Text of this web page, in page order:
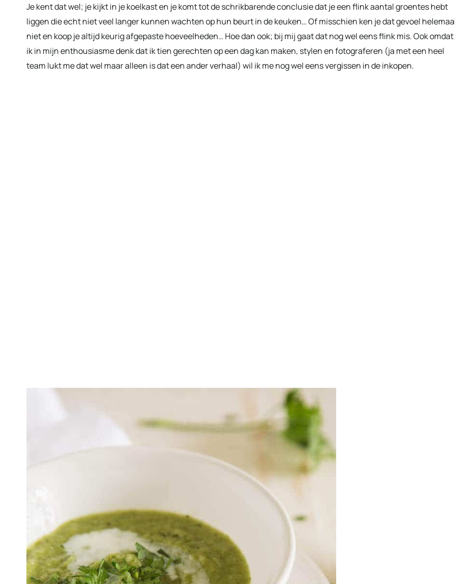
Je kent dat wel; je kijkt in je koelkast en je komt tot de schrikbarende conclusie dat je een flink aantal groentes hebt
liggen die echt niet veel langer kunnen wachten op hun beurt in de keuken… Of misschien ken je dat gevoel
niet en koop je altijd keurig afgepaste hoeveelheden… Hoe dan ook; bij mij gaat dat nog wel eens flink mis. Ook omdat
ik in mijn enthousiasme denk dat ik tien gerechten op een dag kan maken, stylen en fotograferen (ja met een heel
team lukt me dat wel maar alleen is dat een ander verhaal) wil ik me nog wel eens vergissen in de inkopen.